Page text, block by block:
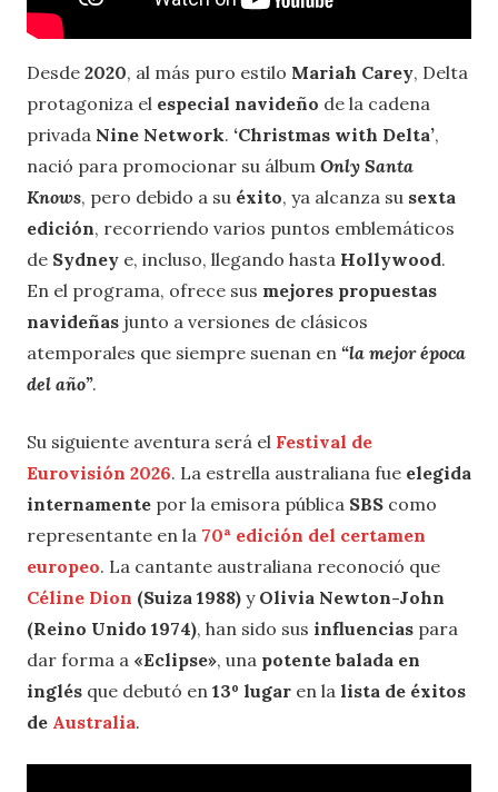
Desde 2020, al más puro estilo Mariah Carey, Delta
protagoniza el especial navideño de la cadena
privada Nine Network. ‘Christmas with Delta’,
nació para promocionar su álbum Only Santa
Knows, pero debido a su éxito, ya alcanza su sexta
edición, recorriendo varios puntos emblemáticos
de Sydney e, incluso, llegando hasta Hollywood.
En el programa, ofrece sus mejores propuestas
navideñas junto a versiones de clásicos
atemporales que siempre suenan en “la mejor época
del año”.
Su siguiente aventura será el Festival de
Eurovisión 2026. La estrella australiana fue elegida
internamente por la emisora pública SBS como
representante en la 70ª edición del certamen
europeo. La cantante australiana reconoció que
Céline Dion (Suiza 1988) y Olivia Newton-John
(Reino Unido 1974), han sido sus influencias para
dar forma a «Eclipse», una potente balada en
inglés que debutó en 13º lugar en la lista de éxitos
de Australia.